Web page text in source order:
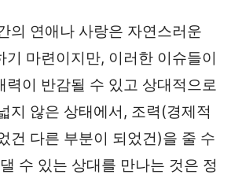
의 연애나 사랑은 자연스러운
기 마련이지만, 이러한 이슈들이
력이 반감될 수 있고 상대적으로
지 않은 상태에서, 조력(경제적
건 다른 부분이 되었건)을 줄 수
수 있는 상대를 만나는 것은 정